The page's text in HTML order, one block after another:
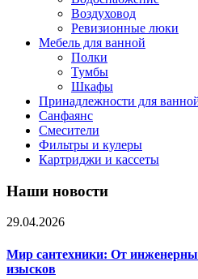
Воздуховод
Ревизионные люки
Мебель для ванной
Полки
Тумбы
Шкафы
Принадлежности для
Санфаянс
Смесители
Фильтры и кулеры
Картриджи и кассеты
Наши новости
29.04.2026
Мир сантехники: От
изысков